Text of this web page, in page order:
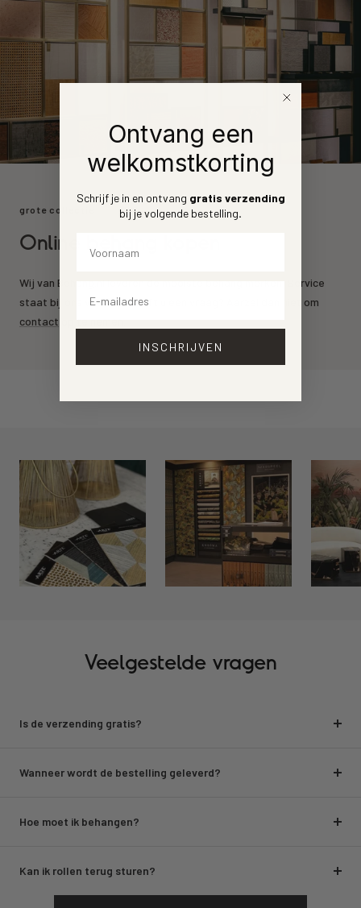
grote collectie
Online behang kopen
Wij van Behang.nl leveren de mooiste behang merken. Service
staat bij ons voorrop. Heeft u een vraag? Aarzel dan niet om
contact
Veelgestelde vragen
Is de verzending gratis?
Wanneer wordt de bestelling geleverd?
Hoe moet ik behangen?
Kan ik rollen terug sturen?
Ontvang een
welkomstkorting
Schrijf je in en ontvang gratis verzending
bij je volgende bestelling.
INSCHRIJVEN